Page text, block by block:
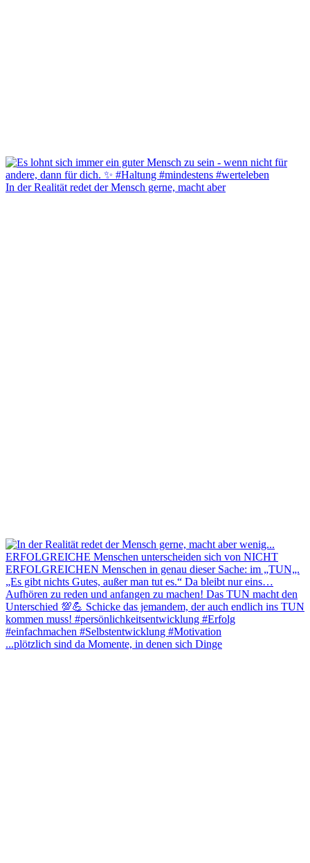
In der Realität redet der Mensch gerne, macht aber
...plötzlich sind da Momente, in denen sich Dinge